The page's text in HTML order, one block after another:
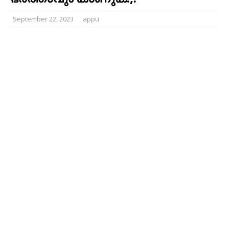
September 22, 2023 appu